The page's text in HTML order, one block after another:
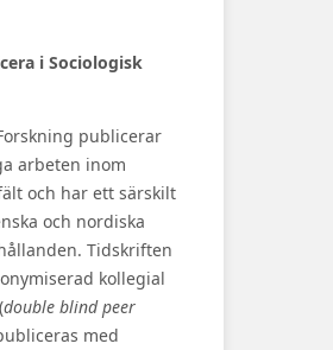
i Sociologisk
publicerar
arbeten inom
och har ett särskilt
och nordiska
Tidskriften
kollegial
double blind peer
med